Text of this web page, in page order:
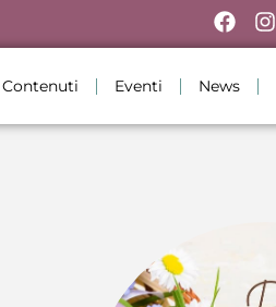
Contenuti Eventi News